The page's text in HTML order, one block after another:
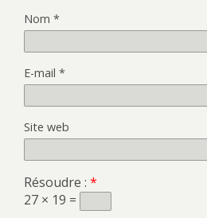
Nom *
E-mail *
Site web
Résoudre : *
27 × 19 =